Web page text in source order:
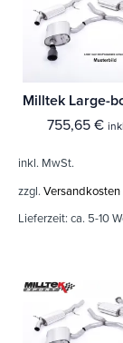
755,65 €
inkl. MwSt.
zzgl. Versandkosten
Lieferzeit: ca. 5-10